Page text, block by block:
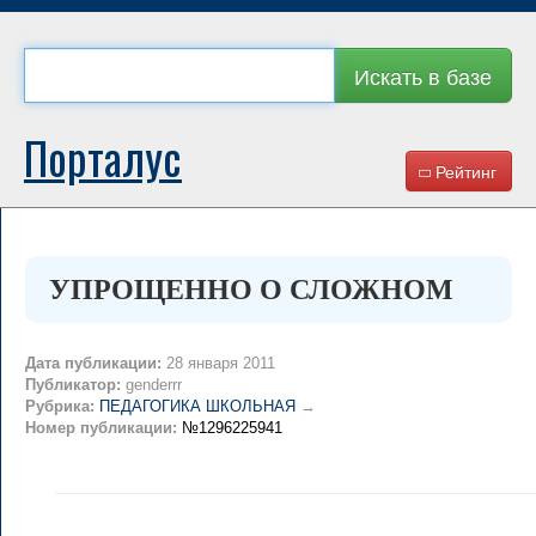
Искать в базе
Рейтинг
Порталус
УПРОЩЕННО О СЛОЖНОМ
Дата публикации: 28 января 2011
Публикатор: genderrr
Рубрика: ПЕДАГОГИКА ШКОЛЬНАЯ →
Номер публикации: №1296225941